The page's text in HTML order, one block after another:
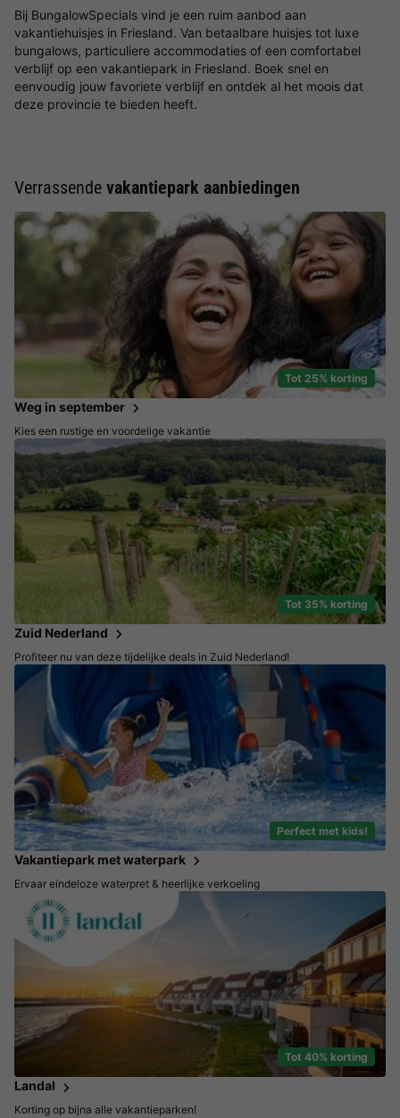
Bij BungalowSpecials vind je een ruim aanbod aan
vakantiehuisjes in Friesland. Van betaalbare huisjes tot luxe
bungalows, particuliere accommodaties of een comfortabel
verblijf op een vakantiepark in Friesland. Boek snel en
eenvoudig jouw favoriete verblijf en ontdek al het moois dat
deze provincie te bieden heeft.
Verrassende vakantiepark aanbiedingen
Tot 25% korting
Weg in september
Kies een rustige en voordelige vakantie
Tot 35% korting
Zuid Nederland
Profiteer nu van deze tijdelijke deals in Zuid Nederland!
Perfect met kids!
Vakantiepark met waterpark
Ervaar eindeloze waterpret & heerlijke verkoeling
Tot 40% korting
Landal
Korting op bijna alle vakantieparken!